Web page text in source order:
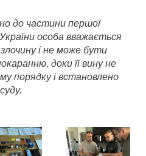
до частини першої
особа вважається
і не може бути
доки її вину не
порядку і встановлено